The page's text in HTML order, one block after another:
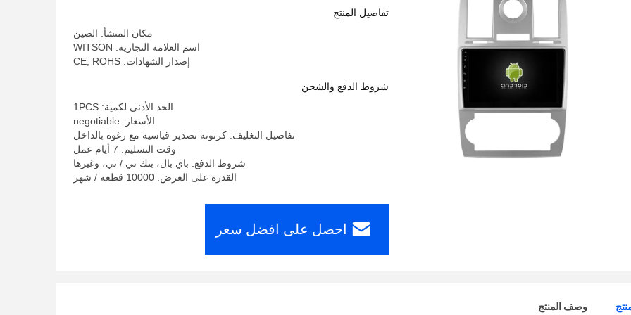
تفاصيل المنتج
مكان المنشأ: الصين
اسم العلامة التجارية: WITSON
إصدار الشهادات: CE, ROHS
شروط الدفع والشحن
الحد الأدنى لكمية: 1PCS
الأسعار: negotiable
تفاصيل التغليف: كرتونة تصدير قياسية مع رغوة بالداخل
وقت التسليم: 7 أيام عمل
شروط الدفع: باي بال، بنك تي / تي، وغيرها
القدرة على العرض: 10000 قطعة / شهر
احصل على افضل سعر
وصف المنتج